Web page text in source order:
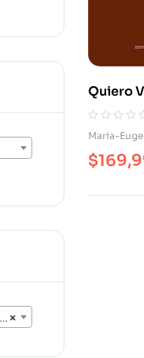
Quiero
Maria-
$
×